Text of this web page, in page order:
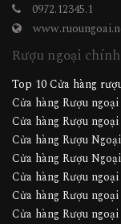
0972.12345.1
Rượu ngoại
Top 10 Cửa hàng
Cửa hàng Rượu
Cửa hàng Rượu
Cửa hàng Rượu
Cửa hàng Rượu
Cửa hàng Rượu
Cửa hàng Rượu
Cửa hàng Rượu